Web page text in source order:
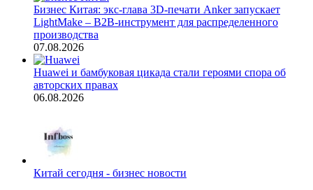
Бизнес Китая: экс-глава 3D-печати Anker запускает
LightMake – B2B-инструмент для распределенного
производства
07.08.2026
Huawei и бамбуковая цикада стали героями спора об
авторских правах
06.08.2026
Китай сегодня - бизнес новости